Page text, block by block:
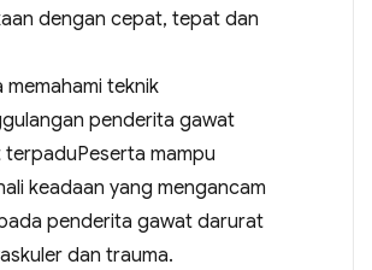
dengan cepat, tepat dan
memahami teknik
penderita gawat
mampu
keadaan yang mengancam
penderita gawat darurat
dan trauma.